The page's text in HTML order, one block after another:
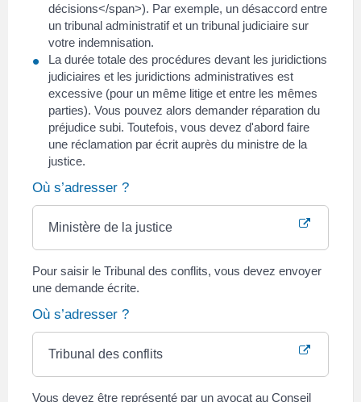
décisions</span>). Par exemple, un désaccord entre
un tribunal administratif et un tribunal judiciaire sur
votre indemnisation.
La durée totale des procédures devant les juridictions
judiciaires et les juridictions administratives est
excessive (pour un même litige et entre les mêmes
parties). Vous pouvez alors demander réparation du
préjudice subi. Toutefois, vous devez d'abord faire
une réclamation par écrit auprès du ministre de la
justice.
Où s’adresser ?
Ministère de la justice
Pour saisir le Tribunal des conflits, vous devez envoyer
une demande écrite.
Où s’adresser ?
Tribunal des conflits
Vous devez être représenté par un avocat au Conseil